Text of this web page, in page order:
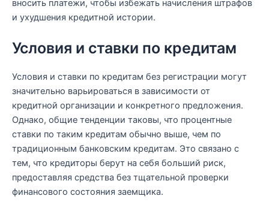
вносить платежи, чтобы избежать начисления штрафов
и ухудшения кредитной истории.
Условия и ставки по кредитам
Условия и ставки по кредитам без регистрации могут
значительно варьироваться в зависимости от
кредитной организации и конкретного предложения.
Однако, общие тенденции таковы, что процентные
ставки по таким кредитам обычно выше, чем по
традиционным банковским кредитам. Это связано с
тем, что кредиторы берут на себя больший риск,
предоставляя средства без тщательной проверки
финансового состояния заемщика.